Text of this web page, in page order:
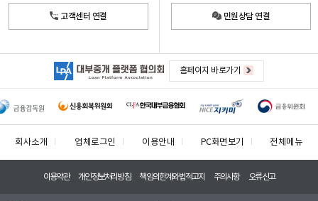
고객센터 연결 민원상담 연결
홈페이지 바로가기
회사소개 업체로그인 이용안내 PC화면보기 전체메뉴
이용약관 개인정보처리방침 책임의한계와법적고지 주의사항 오류신고